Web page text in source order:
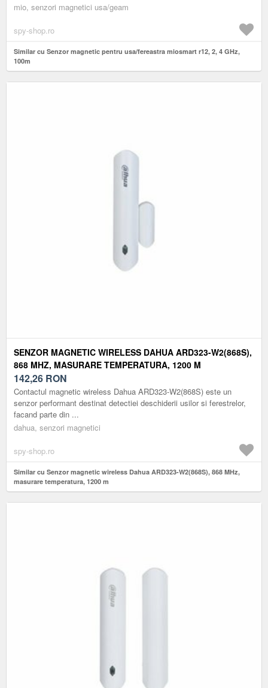
mio, senzori magnetici usa/geam
spy-shop.ro
Similar cu Senzor magnetic pentru usa/fereastra miosmart r12, 2, 4 GHz,
100m
SENZOR MAGNETIC WIRELESS DAHUA ARD323-W2(868S),
868 MHZ, MASURARE TEMPERATURA, 1200 M
142,26 RON
Contactul magnetic wireless Dahua ARD323-W2(868S) este un
senzor performant destinat detectiei deschiderii usilor si ferestrelor,
facand parte din ...
dahua, senzori magnetici
spy-shop.ro
Similar cu Senzor magnetic wireless Dahua ARD323-W2(868S), 868 MHz,
masurare temperatura, 1200 m